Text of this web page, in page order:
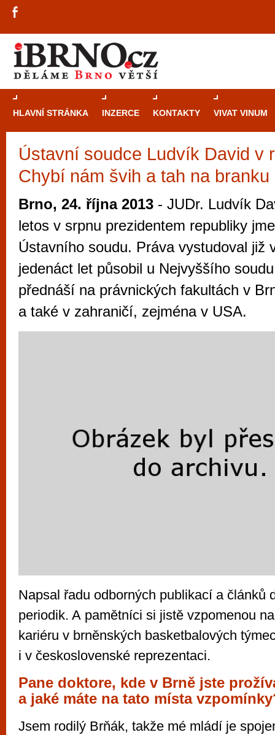
HLAVNÍ STRÁNKA INZERCE KONTAKTY VIVAT VINUM
Ústavní soudce Ludvík David v
Chybí nám švih a tah na branku
Brno, 24. října 2013 - JUDr. Ludvík
letos v srpnu prezidentem republiky
Ústavního soudu. Práva vystudoval již
jedenáct let působil u Nejvyššího
přednáší na právnických fakultách v
a také v zahraničí, zejména v USA.
Napsal řadu odborných publikací a článků
periodik. A pamětníci si jistě vzpomenou
kariéru v brněnských basketbalových
i v československé reprezentaci.
Pane doktore, kde v Brně jste
a jaké máte na tato místa
Jsem rodilý Brňák, takže mé mládí je
Průvodce
Brně: Od
Brno je
zajímavé
restaurace,
Mimo jiné je ale také místem, kde si
vyzkoušet různé kasinové hry. V
metropoli naleznete širokou nabídku her
po moderní automaty jak pro pravidelné
příležitostné hráče. V...